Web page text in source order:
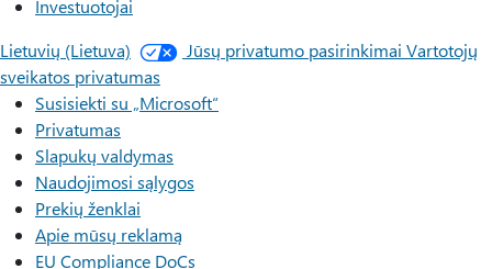
Investuotojai
Lietuvių (Lietuva)
Jūsų privatumo pasirinkimai Vartotojų
sveikatos privatumas
Susisiekti su „Microsoft“
Privatumas
Slapukų valdymas
Naudojimosi sąlygos
Prekių ženklai
Apie mūsų reklamą
EU Compliance DoCs